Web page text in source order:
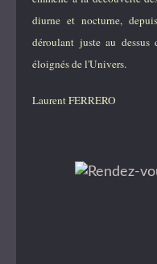
diurne et nocturne,
déroulant juste au dessus
éloignés de l'Univers.
Laurent FERRERO